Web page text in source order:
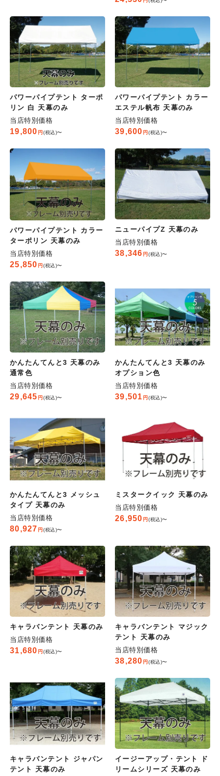
パワーパイプテント ターポ
リン 白 天幕のみ
当店特別価格
19,800 税込 〜
パワーパイプテント カラー
エステル帆布 天幕のみ
当店特別価格
39,600 税込 〜
パワーパイプテント カラー
ターポリン 天幕のみ
当店特別価格
25,850 税込 〜
ニューパイプZ 天幕のみ
当店特別価格
38,346 税込 〜
かんたんてんと3 天幕のみ
通常色
当店特別価格
29,645 税込 〜
かんたんてんと3 天幕のみ
オプション色
当店特別価格
39,501 税込 〜
かんたんてんと3 メッシュ
タイプ 天幕のみ
当店特別価格
80,927 税込 〜
ミスタークイック 天幕のみ
当店特別価格
26,950 税込 〜
キャラバンテント 天幕のみ
当店特別価格
31,680 税込 〜
キャラバンテント マジック
テント 天幕のみ
当店特別価格
38,280 税込 〜
キャラバンテント ジャパン
テント 天幕のみ
イージーアップ・テント ド
リームシリーズ 天幕のみ